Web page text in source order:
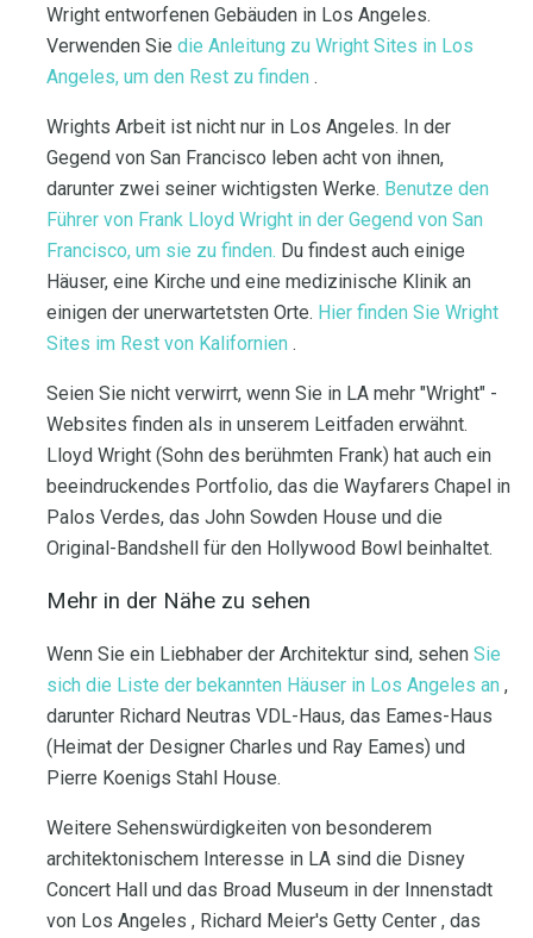
Wright entworfenen Gebäuden in Los Angeles.
Verwenden Sie die Anleitung zu Wright Sites in Los
Angeles, um den Rest zu finden .
Wrights Arbeit ist nicht nur in Los Angeles. In der
Gegend von San Francisco leben acht von ihnen,
darunter zwei seiner wichtigsten Werke. Benutze den
Führer von Frank Lloyd Wright in der Gegend von San
Francisco, um sie zu finden. Du findest auch einige
Häuser, eine Kirche und eine medizinische Klinik an
einigen der unerwartetsten Orte. Hier finden Sie Wright
Sites im Rest von Kalifornien .
Seien Sie nicht verwirrt, wenn Sie in LA mehr "Wright" -
Websites finden als in unserem Leitfaden erwähnt.
Lloyd Wright (Sohn des berühmten Frank) hat auch ein
beeindruckendes Portfolio, das die Wayfarers Chapel in
Palos Verdes, das John Sowden House und die
Original-Bandshell für den Hollywood Bowl beinhaltet.
Mehr in der Nähe zu sehen
Wenn Sie ein Liebhaber der Architektur sind, sehen Sie
sich die Liste der bekannten Häuser in Los Angeles an ,
darunter Richard Neutras VDL-Haus, das Eames-Haus
(Heimat der Designer Charles und Ray Eames) und
Pierre Koenigs Stahl House.
Weitere Sehenswürdigkeiten von besonderem
architektonischem Interesse in LA sind die Disney
Concert Hall und das Broad Museum in der Innenstadt
von Los Angeles , Richard Meier's Getty Center , das